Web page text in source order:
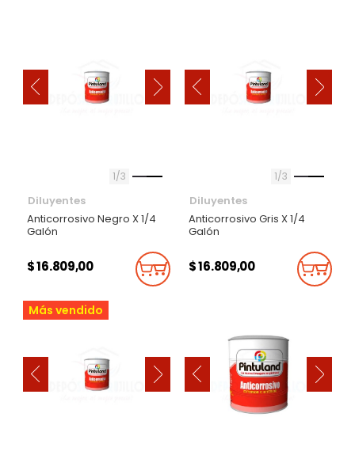
‹ ›
1 3
Diluyentes
Anticorrosivo Negro X 1/4
Galón
$ 16.809,00 Añadir Al Carrito
‹ ›
1 3
Diluyentes
Anticorrosivo Gris X 1/4
Galón
$ 16.809,00
‹ ›
Más vendido
‹ ›